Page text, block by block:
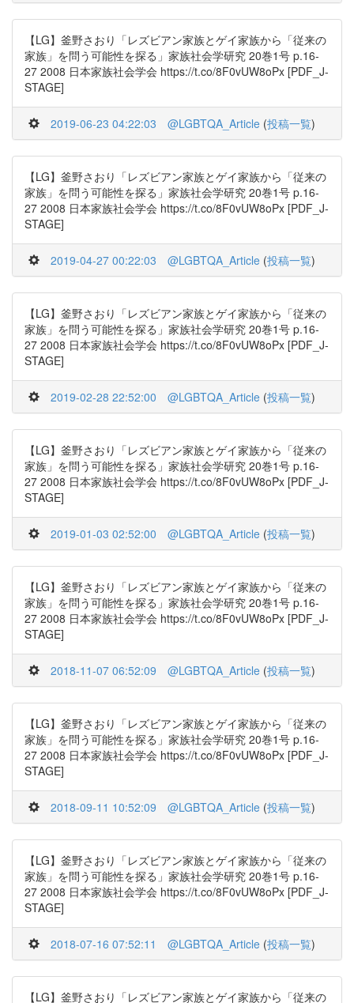
【LG】釜野さおり「レズビアン家族とゲイ家族から「従来の
家族」を問う可能性を探る」家族社会学研究 20巻1号 p.16-
27 2008 日本家族社会学会 https://t.co/8F0vUW8oPx [PDF_J-
STAGE]
2019-06-23 04:22:03 @LGBTQA_Article (投稿一覧)
【LG】釜野さおり「レズビアン家族とゲイ家族から「従来の
家族」を問う可能性を探る」家族社会学研究 20巻1号 p.16-
27 2008 日本家族社会学会 https://t.co/8F0vUW8oPx [PDF_J-
STAGE]
2019-04-27 00:22:03 @LGBTQA_Article (投稿一覧)
【LG】釜野さおり「レズビアン家族とゲイ家族から「従来の
家族」を問う可能性を探る」家族社会学研究 20巻1号 p.16-
27 2008 日本家族社会学会 https://t.co/8F0vUW8oPx [PDF_J-
STAGE]
2019-02-28 22:52:00 @LGBTQA_Article (投稿一覧)
【LG】釜野さおり「レズビアン家族とゲイ家族から「従来の
家族」を問う可能性を探る」家族社会学研究 20巻1号 p.16-
27 2008 日本家族社会学会 https://t.co/8F0vUW8oPx [PDF_J-
STAGE]
2019-01-03 02:52:00 @LGBTQA_Article (投稿一覧)
【LG】釜野さおり「レズビアン家族とゲイ家族から「従来の
家族」を問う可能性を探る」家族社会学研究 20巻1号 p.16-
27 2008 日本家族社会学会 https://t.co/8F0vUW8oPx [PDF_J-
STAGE]
2018-11-07 06:52:09 @LGBTQA_Article (投稿一覧)
【LG】釜野さおり「レズビアン家族とゲイ家族から「従来の
家族」を問う可能性を探る」家族社会学研究 20巻1号 p.16-
27 2008 日本家族社会学会 https://t.co/8F0vUW8oPx [PDF_J-
STAGE]
2018-09-11 10:52:09 @LGBTQA_Article (投稿一覧)
【LG】釜野さおり「レズビアン家族とゲイ家族から「従来の
家族」を問う可能性を探る」家族社会学研究 20巻1号 p.16-
27 2008 日本家族社会学会 https://t.co/8F0vUW8oPx [PDF_J-
STAGE]
2018-07-16 07:52:11 @LGBTQA_Article (投稿一覧)
【LG】釜野さおり「レズビアン家族とゲイ家族から「従来の